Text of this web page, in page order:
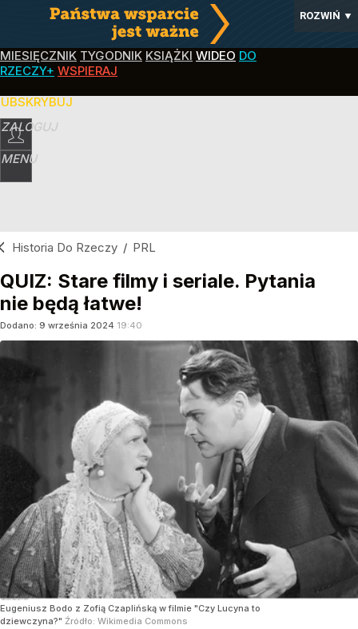
ROZWIŃ ▼
MIESIĘCZNIK TYGODNIK KSIĄŻKI WIDEO DO
RZECZY+ WSPIERAJ
ZALOGUJ
MENU
Historia Do Rzeczy / PRL
QUIZ: Stare filmy i seriale. Pytania
nie będą łatwe!
Dodano: 9 września 2024 19:40
Eugeniusz Bodo z Zofią Czaplińską w filmie "Czy Lucyna to
dziewczyna?" Źródło: Wikimedia Commons